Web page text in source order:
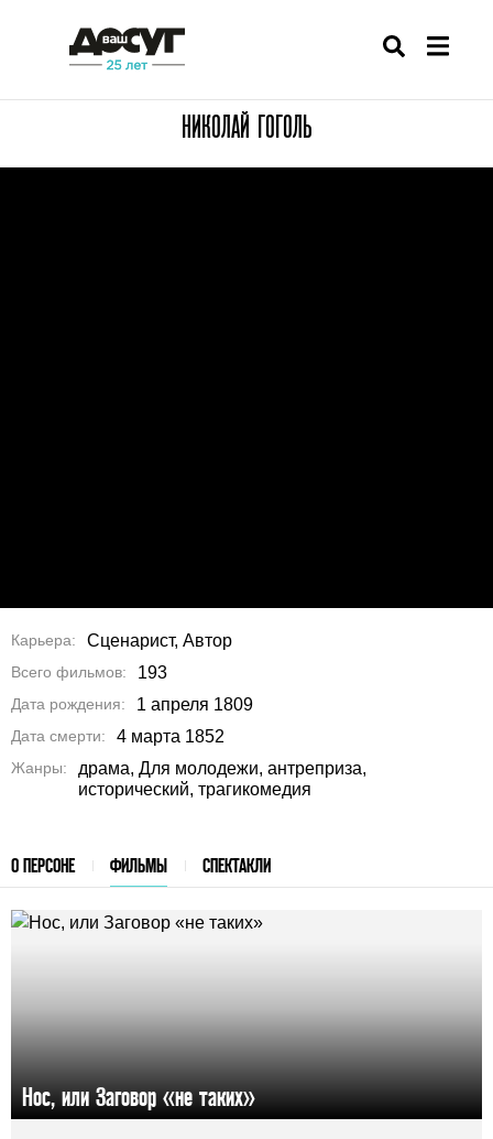
НИКОЛАЙ ГОГОЛЬ
Карьера Сценарист, Автор
Всего фильмов 193
Дата рождения 1 апреля 1809
Дата смерти 4 марта 1852
Жанры
драма, Для молодежи, антреприза,
исторический, трагикомедия
О ПЕРСОНЕ ФИЛЬМЫ СПЕКТАКЛИ
Нос, или Заговор «не таких»